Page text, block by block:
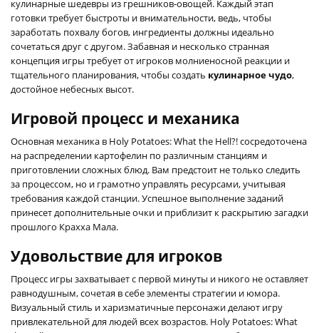
кулинарные шедевры из грешников-овощей. Каждый этап
готовки требует быстроты и внимательности, ведь, чтобы
заработать похвалу богов, ингредиенты должны идеально
сочетаться друг с другом. Забавная и несколько странная
концепция игры требует от игроков молниеносной реакции и
тщательного планирования, чтобы создать кулинарное чудо,
достойное небесных высот.
Игровой процесс и механика
Основная механика в Holy Potatoes: What the Hell?! сосредоточена
на распределении картофелин по различным станциям и
приготовлении сложных блюд. Вам предстоит не только следить
за процессом, но и грамотно управлять ресурсами, учитывая
требования каждой станции. Успешное выполнение заданий
принесет дополнительные очки и приблизит к раскрытию загадки
прошлого Крахха Мала.
Удовольствие для игроков
Процесс игры захватывает с первой минуты и никого не оставляет
равнодушным, сочетая в себе элементы стратегии и юмора.
Визуальный стиль и харизматичные персонажи делают игру
привлекательной для людей всех возрастов. Holy Potatoes: What